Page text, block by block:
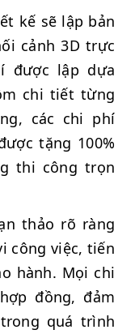
kế sẽ lập bản
cảnh 3D trực
được lập dựa
chi tiết từng
các chi phí
tặng 100%
thi công trọn
thảo rõ ràng
công việc, tiến
hành. Mọi chi
đồng, đảm
quá trình